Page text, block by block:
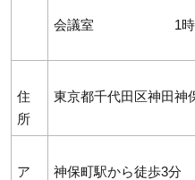
会議室 1時間
住
所
東京都千代田区神田神
ア
神保町駅から徒歩3分